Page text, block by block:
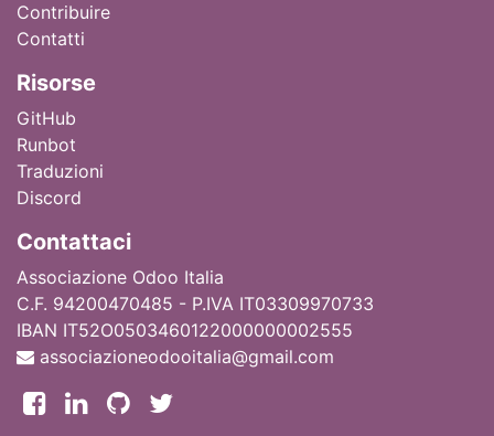
Contribuire
Contatti
Risorse
GitHub
Runbot
Traduzioni
Discord
Contattaci
Associazione Odoo Italia
C.F. 94200470485 - P.IVA IT03309970733
IBAN IT52O0503460122000000002555
associazioneodooitalia@gmail.com